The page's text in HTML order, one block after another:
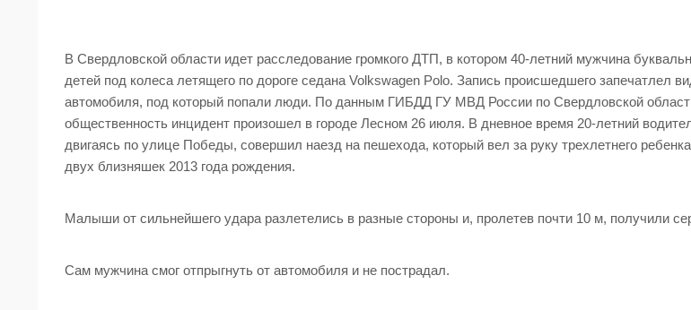
В Свердловской области идет расследование громкого ДТП, в котором 40-летний мужчина
детей под колеса летящего по дороге седана Volkswagen Polo. Запись происшедшего запечатлел
автомобиля, под который попали люди. По данным ГИБДД ГУ МВД России по Свердловской
общественность инцидент произошел в городе Лесном 26 июля. В дневное время 20-летний
двигаясь по улице Победы, совершил наезд на пешехода, который вел за руку трехлетнего
двух близняшек 2013 года рождения.
Малыши от сильнейшего удара разлетелись в разные стороны и, пролетев почти 10 м, получили
Сам мужчина смог отпрыгнуть от автомобиля и не пострадал.